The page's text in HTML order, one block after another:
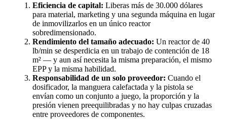
Eficiencia de capital: Liberas más de 30.000 dólares
para material, marketing y una segunda máquina en lugar
de inmovilizarlos en un único reactor
sobredimensionado.
Rendimiento del tamaño adecuado: Un reactor de 40
lb/min se desperdicia en un trabajo de contención de 18
m² — y aun así necesita la misma preparación, el mismo
EPP y la misma habilidad.
Responsabilidad de un solo proveedor: Cuando el
dosificador, la manguera calefactada y la pistola se
envían como un conjunto a juego, la proporción y la
presión vienen preequilibradas y no hay culpas cruzadas
entre proveedores de componentes.